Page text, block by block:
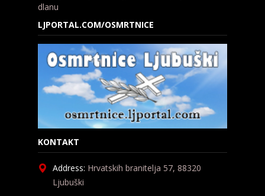
dlanu
LJPORTAL.COM/OSMRTNICE
KONTAKT
Address: Hrvatskih branitelja 57, 88320
Ljubuški